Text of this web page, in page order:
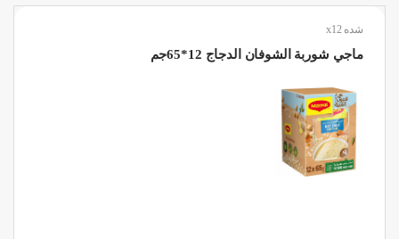
شده x12
ماجي شوربة الشوفان الدجاج 12*65جم